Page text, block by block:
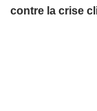
contre la crise